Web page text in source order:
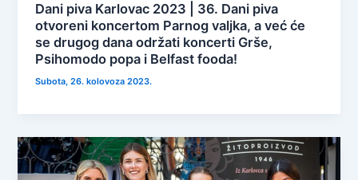
Dani piva Karlovac 2023 | 36. Dani piva
otvoreni koncertom Parnog valjka, a već će
se drugog dana održati koncerti Grše,
Psihomodo popa i Belfast fooda!
Subota, 26. kolovoza 2023.